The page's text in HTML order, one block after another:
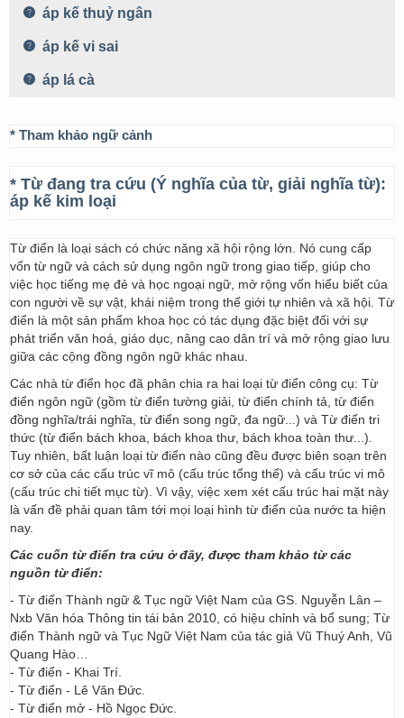
áp kế thuỷ ngân
áp kế vi sai
áp lá cà
* Tham khảo ngữ cảnh
* Từ đang tra cứu (Ý nghĩa của từ, giải nghĩa từ):
áp kế kim loại
Từ điển là loại sách có chức năng xã hội rộng lớn. Nó cung cấp
vốn từ ngữ và cách sử dụng ngôn ngữ trong giao tiếp, giúp cho
việc học tiếng mẹ đẻ và học ngoại ngữ, mở rộng vốn hiểu biết của
con người về sự vật, khái niệm trong thế giới tự nhiên và xã hội. Từ
điển là một sản phẩm khoa học có tác dụng đặc biệt đối với sự
phát triển văn hoá, giáo dục, nâng cao dân trí và mở rộng giao lưu
giữa các cộng đồng ngôn ngữ khác nhau.
Các nhà từ điển học đã phân chia ra hai loại từ điển công cụ: Từ
điển ngôn ngữ (gồm từ điển tường giải, từ điển chính tả, từ điển
đồng nghĩa/trái nghĩa, từ điển song ngữ, đa ngữ...) và Từ điển tri
thức (từ điển bách khoa, bách khoa thư, bách khoa toàn thư...).
Tuy nhiên, bất luận loại từ điển nào cũng đều được biên soạn trên
cơ sở của các cấu trúc vĩ mô (cấu trúc tổng thể) và cấu trúc vi mô
(cấu trúc chi tiết mục từ). Vì vậy, việc xem xét cấu trúc hai mặt này
là vấn đề phải quan tâm tới mọi loại hình từ điển của nước ta hiện
nay.
Các cuốn từ điển tra cứu ở đây, được tham khảo từ các
nguồn từ điển:
- Từ điển Thành ngữ & Tục ngữ Việt Nam của GS. Nguyễn Lân –
Nxb Văn hóa Thông tin tái bản 2010, có hiệu chỉnh và bổ sung; Từ
điển Thành ngữ và Tục Ngữ Việt Nam của tác giả Vũ Thuý Anh, Vũ
Quang Hào…
- Từ điển - Khai Trí.
- Từ điển - Lê Văn Đức.
- Từ điển mở - Hồ Ngọc Đức.